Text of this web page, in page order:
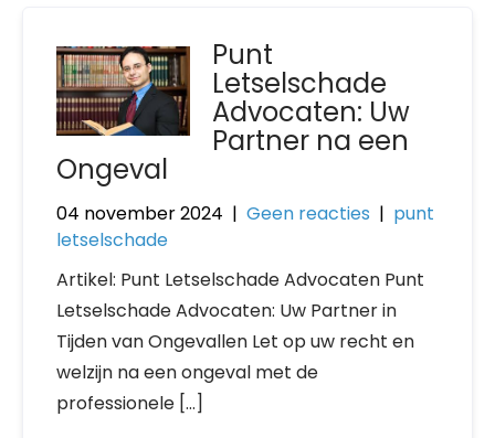
Punt
Letselschade
Advocaten: Uw
Partner na een
Ongeval
04 november 2024 | Geen reacties | punt
letselschade
Artikel: Punt Letselschade Advocaten Punt
Letselschade Advocaten: Uw Partner in
Tijden van Ongevallen Let op uw recht en
welzijn na een ongeval met de
professionele […]